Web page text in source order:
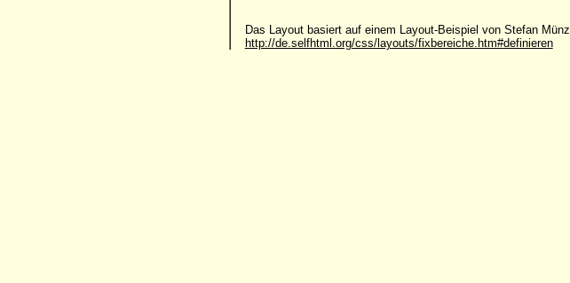
Das Layout basiert auf einem Layout-Beispiel von Stefan Münz
http://de.selfhtml.org/css/layouts/fixbereiche.htm#definieren